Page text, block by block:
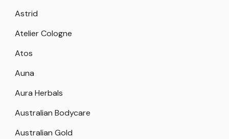
Astrid
Atelier Cologne
Atos
Auna
Aura Herbals
Australian Bodycare
Australian Gold